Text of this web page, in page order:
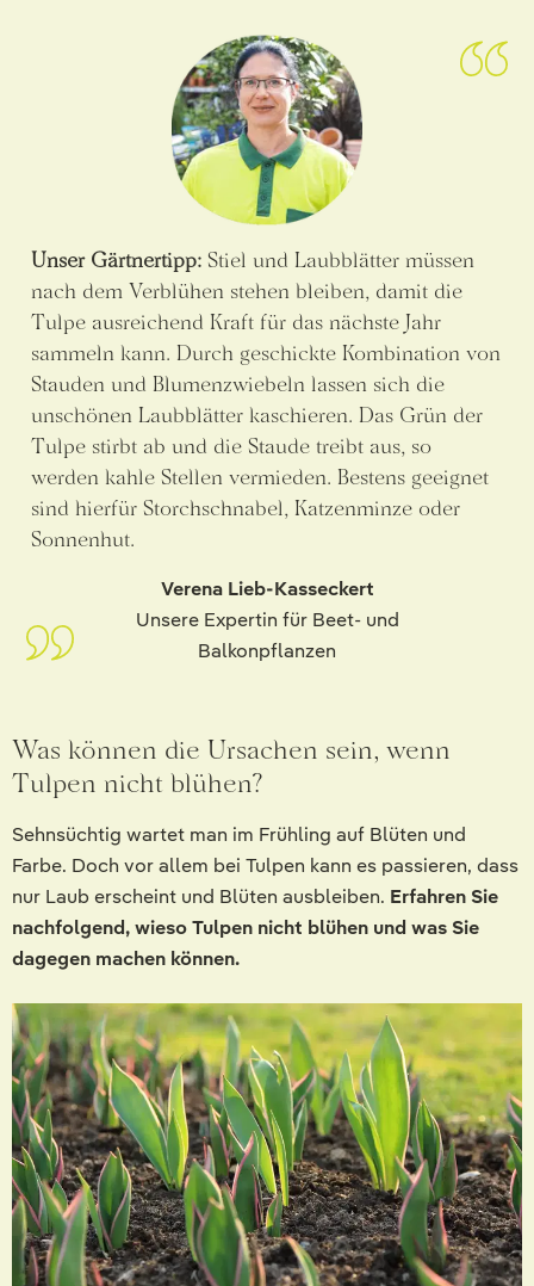
Unser Gärtnertipp: Stiel und Laubblätter müssen
nach dem Verblühen stehen bleiben, damit die
Tulpe ausreichend Kraft für das nächste Jahr
sammeln kann. Durch geschickte Kombination von
Stauden und Blumenzwiebeln lassen sich die
unschönen Laubblätter kaschieren. Das Grün der
Tulpe stirbt ab und die Staude treibt aus, so
werden kahle Stellen vermieden. Bestens geeignet
sind hierfür Storchschnabel, Katzenminze oder
Sonnenhut.
Verena Lieb-Kasseckert
Unsere Expertin für Beet- und
Balkonpflanzen
Was können die Ursachen sein, wenn
Tulpen nicht blühen?
Sehnsüchtig wartet man im Frühling auf Blüten und
Farbe. Doch vor allem bei Tulpen kann es passieren, dass
nur Laub erscheint und Blüten ausbleiben. Erfahren Sie
nachfolgend, wieso Tulpen nicht blühen und was Sie
dagegen machen können.